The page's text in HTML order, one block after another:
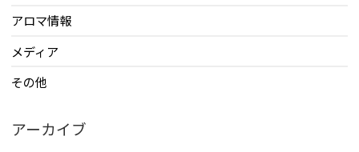
アロマ情報
メディア
その他
アーカイブ